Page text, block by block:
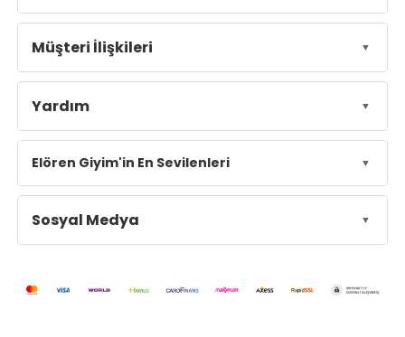
Müşteri İlişkileri
Yardım
Elören Giyim'in En Sevilenleri
Sosyal Medya